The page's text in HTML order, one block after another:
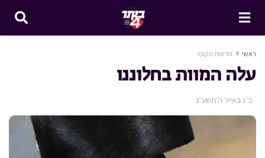
ראשי חדשות מקומי
עלה המוות בחלוננו
כ״ג באייר ה׳תשע״ג